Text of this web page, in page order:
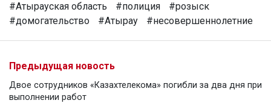
#Атырауская область #полиция
#розыск
#домогательство
#Атырау #несовершеннолетние
Предыдущая новость
Двое сотрудников «Казахтелекома» погибли за два дня при
выполнении работ